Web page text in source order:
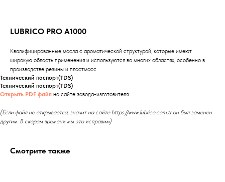
LUBRICO PRO A1000
Квалифицированные масла с ароматической структурой, которые имеют
широкую область применения и используются во многих областях, особенно в
производстве резины и пластмасс.
Технический паспорт(TDS)
Технический паспорт(TDS)
Открыть PDF файл на сайте завода-изготовителя.
(Если файл не открывается, значит на сайте https://www.lubrico.com.tr он был заменен
другим. В скором времени мы это исправим)
Смотрите также